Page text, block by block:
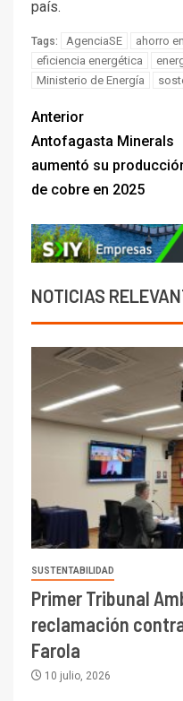
país.
Tags: AgenciaSE ahorro
eficiencia energética
Ministerio de Energía
Anterior
Antofagasta Minerals
aumentó su
de cobre en 2025
NOTICIAS
SUSTENTABILIDAD
Primer Tribunal
reclamación
Farola
10 julio, 2026